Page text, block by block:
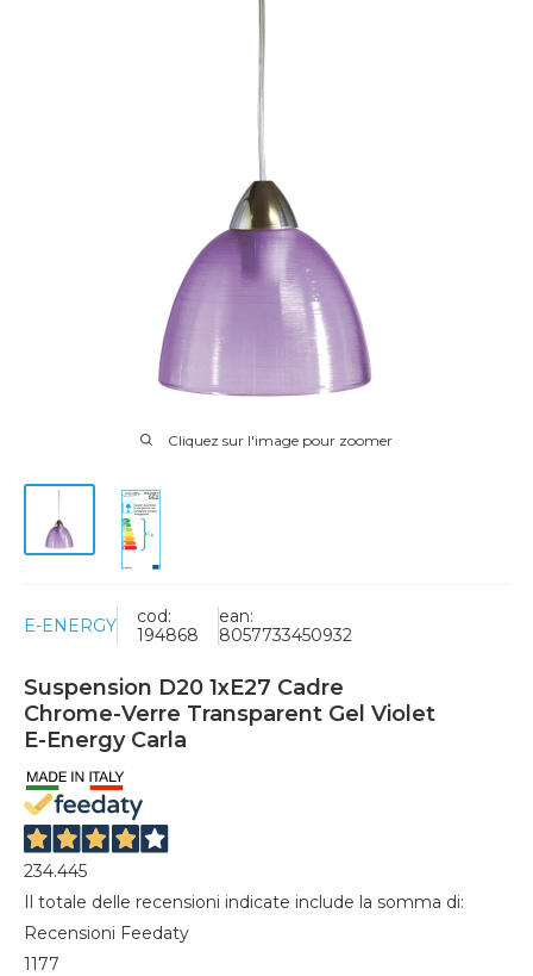
Cliquez sur l'image pour zoomer
E-ENERGY
cod:
194868
ean:
8057733450932
Suspension D20 1xE27 Cadre
Chrome-Verre Transparent Gel Violet
E-Energy Carla
234.445
Il totale delle recensioni indicate include la somma di:
Recensioni Feedaty
1177